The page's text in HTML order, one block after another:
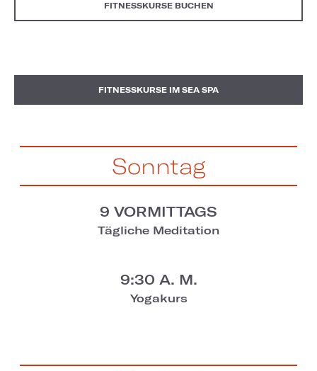
FITNESSKURSE BUCHEN
FITNESSKURSE IM SEA SPA
Sonntag
9 VORMITTAGS
Tägliche Meditation
9:30 A. M.
Yogakurs